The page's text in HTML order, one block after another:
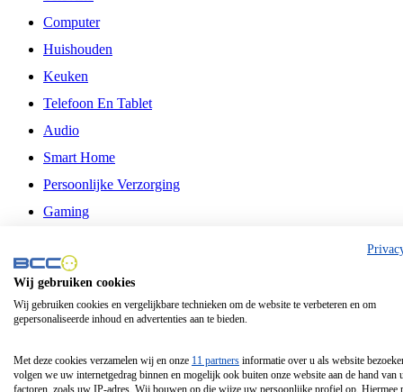
Computer
Huishouden
Keuken
Telefoon En Tablet
Audio
Smart Home
Persoonlijke Verzorging
Gaming
Philips
Schermgrootte 24 Inch
Schermgrootte 85 Inch
Schermgrootte 98 Inch
Wij gebruiken cookies
Wij gebruiken cookies en vergelijkbare technieken om de website te verbeteren en om
gepersonaliseerde inhoud en advertenties aan te bieden.
Met deze cookies verzamelen wij en onze 11 partners informatie over u als website
volgen we uw internetgedrag binnen en mogelijk ook buiten onze website aan de hand van
factoren, zoals uw IP-adres. Wij bouwen op die wijze uw persoonlijke profiel op. Hiermee